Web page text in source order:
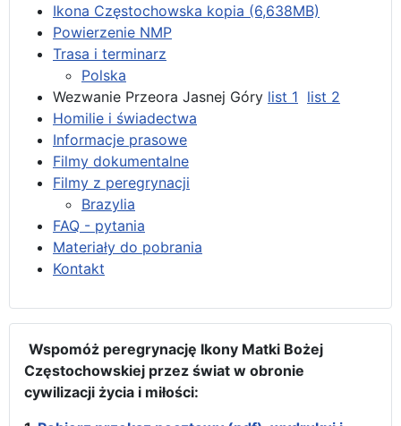
Ikona Częstochowska kopia (6,638MB)
Powierzenie NMP
Trasa i terminarz
Polska
Wezwanie Przeora Jasnej Góry list 1 list 2
Homilie i świadectwa
Informacje prasowe
Filmy dokumentalne
Filmy z peregrynacji
Brazylia
FAQ - pytania
Materiały do pobrania
Kontakt
Wspomóż peregrynację Ikony Matki Bożej
Częstochowskiej przez świat w obronie
cywilizacji życia i miłości: